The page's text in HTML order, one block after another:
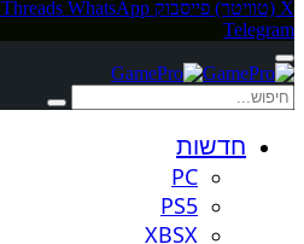
X (טוויטר) פייסבוק Threads WhatsApp
Telegram
חדשות
PC
PS5
XBSX